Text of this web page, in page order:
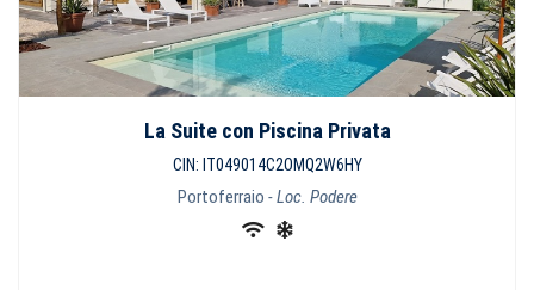
La Suite con Piscina Privata
CIN: IT049014C2OMQ2W6HY
Portoferraio - Loc. Podere